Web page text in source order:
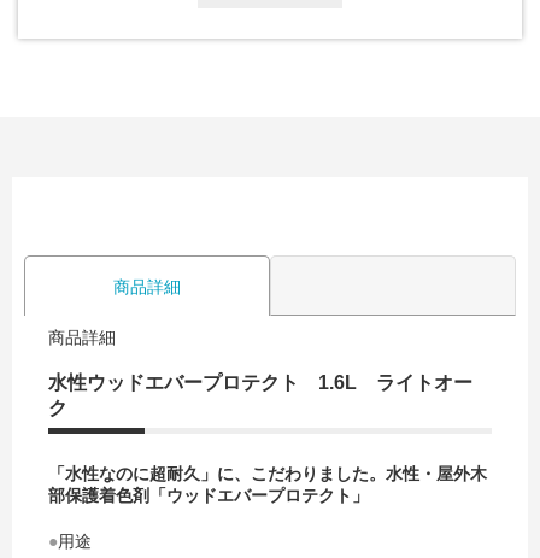
商品詳細
商品詳細
水性ウッドエバープロテクト 1.6L ライトオー
ク
「水性なのに超耐久」に、こだわりました。水性・屋外木
部保護着色剤「ウッドエバープロテクト」
●用途